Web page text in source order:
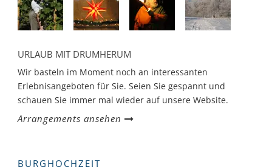
URLAUB MIT DRUMHERUM
Wir basteln im Moment noch an interessanten
Erlebnisangeboten für Sie. Seien Sie gespannt und
schauen Sie immer mal wieder auf unsere Website.
Arrangements ansehen
BURGHOCHZEIT